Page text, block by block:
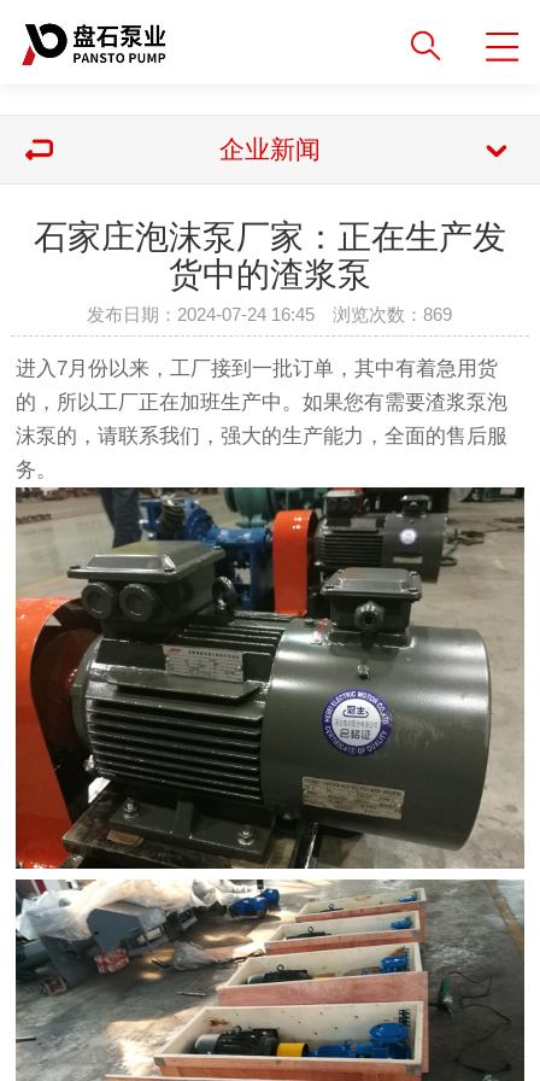
企业新闻
石家庄泡沫泵厂家：正在生产发
货中的渣浆泵
发布日期：2024-07-24 16:45 浏览次数：869
进入7月份以来，工厂接到一批订单，其中有着急用货
的，所以工厂正在加班生产中。如果您有需要渣浆泵泡
沫泵的，请联系我们 ，强大的生产能力，全面的售后服
务。